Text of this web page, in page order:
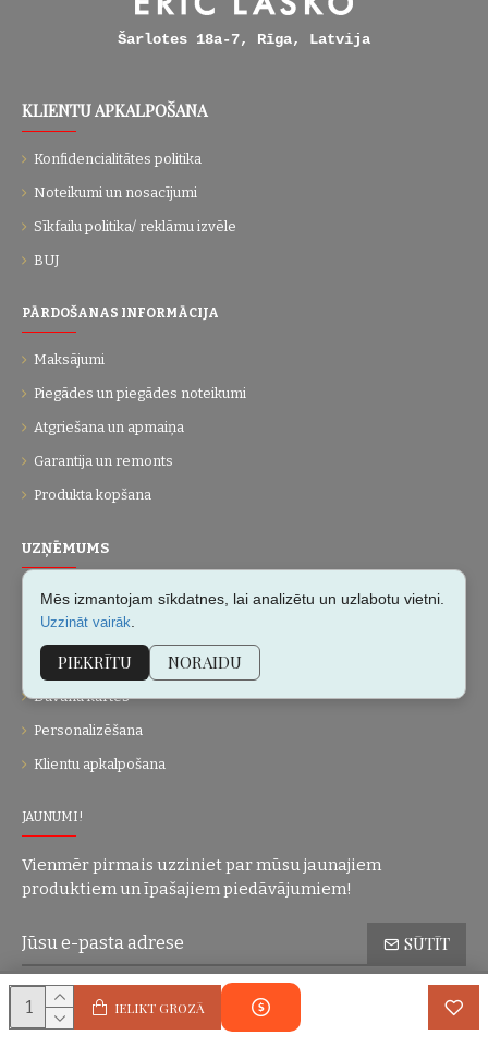
IELIKT GROZĀ
Šarlotes 18a-7, Rīga, Latvija
KLIENTU APKALPOŠANA
Konfidencialitātes politika
Noteikumi un nosacījumi
Sīkfailu politika/ reklāmu izvēle
BUJ
PĀRDOŠANAS INFORMĀCIJA
Maksājumi
Piegādes un piegādes noteikumi
Atgriešana un apmaiņa
Garantija un remonts
Produkta kopšana
UZŅĒMUMS
Par mums
Kontakti
Vietnes karte
Dāvanu kartes
Personalizēšana
Klientu apkalpošana
JAUNUMI!
Vienmēr pirmais uzziniet par mūsu jaunajiem
produktiem un īpašajiem piedāvājumiem!
SŪTĪT
Esmu iepazinies(-usies) ar sadaļu Konfidencialitātes politika
piekrītu visiem minētajiem noteikumiem
Mēs izmantojam sīkdatnes, lai analizētu un uzlabotu vietni.
Uzzināt vairāk
PIEKRĪTU NORAIDU